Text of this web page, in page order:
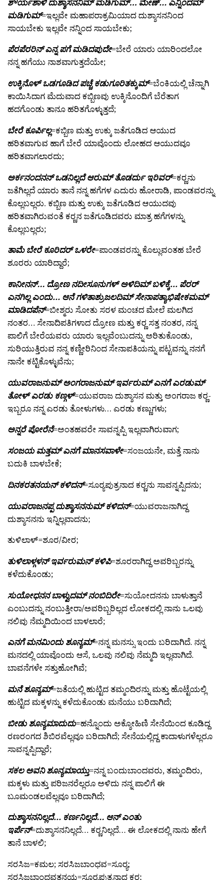
ಮಡಿಗುಮ್=ಇಲ್ಲವೇ ಮಹಾಪರಾಕ್ರಮಿಯಾದ ದುಶ್ಶಾಸನನಿಂದ
ಸಾಯಬೇಕು ಇಲ್ಲವೇ ನನ್ನಿಂದ ಸಾಯಬೇಕು;
ಪೆರಪೆರರಿನ್ ಎನ್ನ ಪಗೆ ಮಡಿದಪುದೇ=ಬೇರೆ ಯಾರು ಯಾರಿಂದಲೋ
ನನ್ನ ಹಗೆಯು ನಾಶವಾಗುತ್ತದೆಯೇ;
ಉಕ್ಕಿನೊಳ್ ಒಡಗೂಡಿದ ಪಚ್ಚೆ ಕಡುಗೂರಿತಕ್ಕುಮ್=ಬೆಂಕಿಯಲ್ಲಿ ಚೆನ್ನಾಗಿ
ಕಾಯಿಸಿದಾಗ ಮೆದುವಾದ ಕಬ್ಬಿಣವು ಉಕ್ಕಿನೊಂದಿಗೆ ಬೆರೆತಾಗ
ಹದಗೊಂಡು ತಾನೂ ಹರಿತಗೊಳ್ಳುತ್ತದೆ;
ಬೇರೆ ಕೂರ್ಪಿಲ್ಲ=ಕಬ್ಬಿಣ ಮತ್ತು ಉಕ್ಕು ಜತೆಗೂಡಿದ ಆಯುದ
ಹರಿತವಾಗುವ ಹಾಗೆ ಬೇರೆ ಯಾವೊಂದು ಲೋಹದ ಆಯುದವೂ
ಹರಿತವಾಗಲಾರದು;
ಅರ್ಕನಂದನನ್ ಒಡನಿಲ್ಲದೆ ಆರುಮ್ ತೊಡರ್ದು ಇರಿವರ್=ಕರ್‍ಣನು
ಜತೆಗಿಲ್ಲದೆ ಯಾರು ತಾನೆ ನನ್ನ ಹಗೆಗಳ ಎದುರು ಹೋರಾಡಿ, ಪಾಂಡವರನ್ನು
ಕೊಲ್ಲಬಲ್ಲರು. ಕಬ್ಬಿಣ ಮತ್ತು ಉಕ್ಕು ಜತೆಗೂಡಿದ ಆಯುದವು
ಹರಿತವಾಗಿರುವಂತೆ ಕರ್‍ಣನ ಜತೆಗೂಡಿದವರು ಮಾತ್ರ ಹಗೆಗಳನ್ನು
ಕೊಲ್ಲಬಲ್ಲರು;
ತಾಮೆ ಬೇರೆ ಕೂರಿದರ್ ಒಳರೇ=ಪಾಂಡವರನ್ನು ಕೊಲ್ಲುವಂತಹ ಬೇರೆ
ಶೂರರು ಯಾರಿದ್ದಾರೆ;
ಕಾನೀನನ್… ದ್ರೋಣ ನದೀಸೂನುಗಳ್ ಅಳಿದಿಮ್ ಬಳಿಕ್ಕೆ… ಪೆರರ್
ಎನಗಿಲ್ಲ ಎಂದು… ಆನೆ ಗಳಿತಾಶ್ರುಜಲದಿಮ್ ಸೇನಾಪತ್ಯಾಭಿಷೇಕಮಮ್
ಮಾಡಿದಪೆನ್=ಬೀಶ್ಮರು ಸೋತು ಸರಳ ಮಂಚದ ಮೇಲೆ ಮಲಗಿದ
ನಂತರ… ಸೇನಾದಿಪತಿಗಳಾದ ದ್ರೋಣ ಮತ್ತು ಕರ್‍ಣ ಸತ್ತ ನಂತರ, ನನ್ನ
ಪಾಲಿಗೆ ಬೇರೆಯವರು ಯಾರು ಇಲ್ಲವೆಂಬುದನ್ನು ಅರಿತುಕೊಂಡು,
ಸುರಿಯುತ್ತಿರುವ ನನ್ನ ಕಣ್ಣೀರಿನಿಂದ ಸೇನಾಪತಿಯನ್ನು ಪಟ್ಟವನ್ನು ನನಗೆ
ನಾನೇ ಕಟ್ಟಿಕೊಳ್ಳುವೆನು;
ಯುವರಾಜನುಮ್ ಅಂಗರಾಜನುಮ್ ಇರ್ವರುಮ್ ಎನಗೆ ಎರಡುಮ್
ತೋಳ್ ಎರಡು ಕಣ್ಗಳ್=ಯುವರಾಜ ದುಶ್ಶಾಸನ ಮತ್ತು ಅಂಗರಾಜ ಕರ್‍ಣ-
ಇಬ್ಬರೂ ನನ್ನ ಎರಡು ತೋಳುಗಳು… ಎರಡು ಕಣ್ಣುಗಳು;
ಅನ್ನರೆ ಪೋರೆನೆ=ಅಂತಹವರೇ ಸಾವನ್ನಪ್ಪಿ ಇಲ್ಲವಾಗಿರುವಾಗ;
ಸಂಜಯ ಮತ್ತಮ್ ಎನಗೆ ಮಾನಸವಾಳೇ=ಸಂಜಯನೇ, ಮತ್ತೆ ನಾನು
ಬದುಕಿ ಬಾಳಬೇಕೆ;
ದಿನಕರತನಯನ್ ಕಳಿದನ್=ಸೂರ್‍ಯಪುತ್ರನಾದ ಕರ್‍ಣನು ಸಾವನ್ನಪ್ಪಿದನು;
ಯುವರಾಜನಪ್ಪ ದುಶ್ಶಾಸನನುಮ್ ಕಳಿದನ್=ಯುವರಾಜನಾಗಿದ್ದ
ದುಶ್ಶಾಸನನು ಇನ್ನಿಲ್ಲವಾದನು;
ತುಳಿಲಾಳ್=ಶೂರ/ವೀರ;
ತುಳಿಲಾಳ್ಗಳನ್ ಇರ್ವರುಮನ್ ಕಳಿಪಿ=ಶೂರರಾಗಿದ್ದ ಅವರಿಬ್ಬರನ್ನು
ಕಳೆದುಕೊಂಡು;
ಸುಯೋಧನನ ಬಾಳ್ವುದಮ್ ನಂಬಿದಿರೇ=ಸುಯೋದನನು ಬಾಳುತ್ತಾನೆ
ಎಂಬುದನ್ನು ನಂಬುತ್ತೀರಾ/ಅವರಿಬ್ಬರಿಲ್ಲದ ಲೋಕದಲ್ಲಿ ನಾನು ಒಲವು
ನಲಿವು ನೆಮ್ಮದಿಯಿಂದ ಬಾಳಲಾರೆ;
ಎನಗೆ ಮನಮಿಂದು ಶೂನ್ಯಮ್=ನನ್ನ ಮನಸ್ಸು ಇಂದು ಬರಿದಾಗಿದೆ. ನನ್ನ
ಮನದಲ್ಲಿ ಯಾವೊಂದು ಆಸೆ, ಒಲವು ನಲಿವು ನೆಮ್ಮದಿ ಇಲ್ಲವಾಗಿದೆ.
ಬಾವನೆಗಳೇ ಸತ್ತುಹೋಗಿವೆ;
ಮನೆ ಶೂನ್ಯಮ್=ಜತೆಯಲ್ಲಿ ಹುಟ್ಟಿದ ತಮ್ಮಂದಿರನ್ನು ಮತ್ತು ಹೊಟ್ಟೆಯಲ್ಲಿ
ಹುಟ್ಟಿದ ಮಕ್ಕಳನ್ನು ಕಳೆದುಕೊಂಡು ಮನೆಯು ಬರಿದಾಗಿದೆ;
ಬೀಡು ಶೂನ್ಯಮಾದುದು=ಹನ್ನೊಂದು ಅಕ್ಶೋಹಿಣಿ ಸೇನೆಯಿಂದ ಕೂಡಿದ್ದ
ರಣರಂಗದ ಶಿಬಿರವೆಲ್ಲವೂ ಬರಿದಾಗಿದೆ; ಸೇನೆಯಲ್ಲಿದ್ದ ಕಾದಾಳುಗಳೆಲ್ಲರೂ
ಸಾವನ್ನಪ್ಪಿದ್ದಾರೆ;
ಸಕಲ ಅವನಿ ಶೂನ್ಯಮಾಯ್ತು=ನನ್ನ ಬಂದುಬಾಂದವರು, ತಮ್ಮಂದಿರು,
ಮಕ್ಕಳು ಮತ್ತು ಪರಿಜನರೆಲ್ಲರೂ ಅಳಿದು ನನ್ನ ಪಾಲಿಗೆ ಈ
ಬೂಮಂಡಲವೆಲ್ಲವೂ ಬರಿದಾಗಿದೆ;
ದುಶ್ಶಾಸನನಿಲ್ಲದೆ… ಕರ್ಣನಿಲ್ಲದೆ… ಆನ್ ಎಂತು
ಇರ್ಪೆನ್=ದುಶ್ಶಾಸನನಿಲ್ಲದೆ… ಕರ್‍ಣನಿಲ್ಲದೆ… ಈ ಲೋಕದಲ್ಲಿ ನಾನು ಹೇಗೆ
ತಾನೆ ಬಾಳಲಿ;
ಸರಸಿಜ=ಕಮಲ; ಸರಸಿಜಬಾಂಧವ=ಸೂರ್‍ಯ;
ಸರಸಿಜಬಾಂಧವತನಯ=ಸೂರ್‍ಯಪುತ್ರನಾದ ಕರ್‍ಣ;